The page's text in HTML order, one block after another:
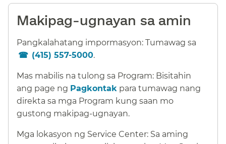
Makipag-ugnayan sa amin​​
Pangkalahatang impormasyon: Tumawag sa
(415) 557-5000.​​
Mas mabilis na tulong sa Program: Bisitahin
ang page ng Pagkontak para tumawag nang
direkta sa mga Program kung saan mo
gustong makipag-ugnayan.​​
Mga lokasyon ng Service Center: Sa aming